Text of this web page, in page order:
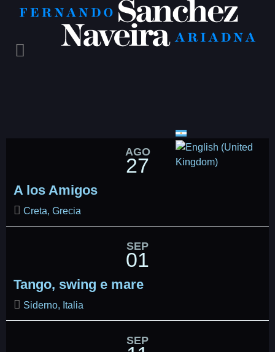
Select your language
AGO
27
A los Amigos
Creta, Grecia
SEP
01
Tango, swing e mare
Siderno, Italia
SEP